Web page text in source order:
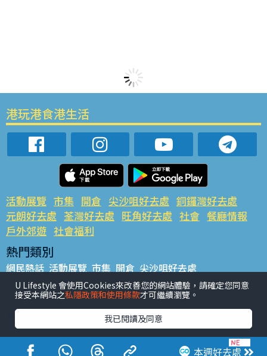
本週好去處
港玩港食港生活
活動展覽 市集 開倉 尖沙咀好去處 銅鑼灣好去處
元朗好去處 荃灣好去處 旺角好去處 社會 餐廳情報
戶外郊遊 社會福利
熱門類別
網民熱話 活動展覽 市集 開倉 尖沙咀好去處
銅鑼灣好去處 元朗好去處 荃灣好去處 旺角好去處 社會
餐廳情報 戶外郊遊
熱門標籤
#UGO搵好去處 #人氣活動推介 #美食社群熱話
#親子玩樂好去處
#ULifestyle應用程式
#限時搶
U Lifestyle 會使用Cookies來改善您的網站體驗，請確定您同意
接受本網站之私隱政策和使用條款才可繼續瀏覽。
我已閱讀及同意